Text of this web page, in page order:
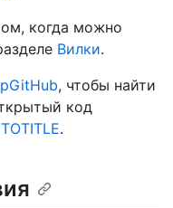
когда можно
Вилки.
, чтобы найти
код
.